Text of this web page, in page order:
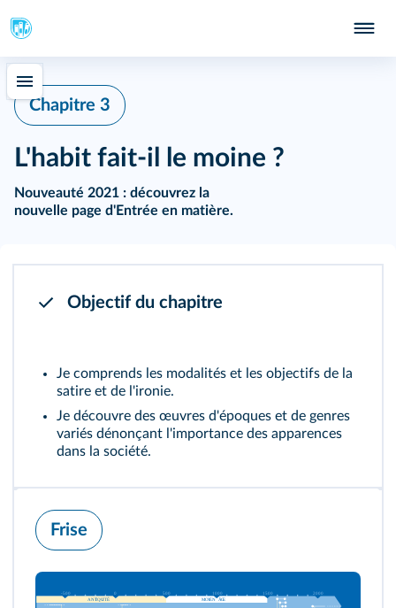
Chapitre 3
L'habit fait-il le moine ?
Nouveauté 2021 : découvrez la
nouvelle page d'Entrée en matière.
Objectif du chapitre
Je comprends les modalités et les objectifs de la
satire et de l'ironie.
Je découvre des œuvres d'époques et de genres
variés dénonçant l'importance des apparences
dans la société.
Frise